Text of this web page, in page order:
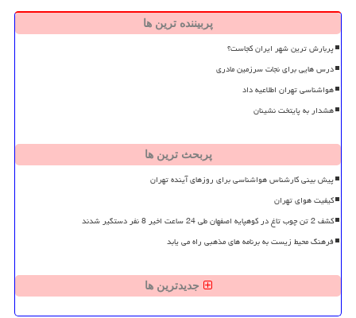
پربیننده ترین ها
پربارش ترین شهر ایران کجاست؟
درس هایی برای نجات سرزمین مادری
هواشناسی تهران اطلاعیه داد
هشدار به پایتخت نشینان
پربحث ترین ها
پیش بینی کارشناس هواشناسی برای روزهای آینده تهران
کیفیت هوای تهران
کشف 2 تن چوب تاغ در کوهپایه اصفهان طی 24 ساعت اخیر 8 نفر دستگیر شدند
فرهنگ محیط زیست به برنامه های مذهبی راه می یابد
جدیدترین ها